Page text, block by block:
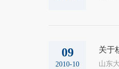
09
2010-10
关于
山东